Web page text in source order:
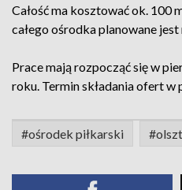
Całość ma kosztować ok. 100
całego ośrodka planowane
Prace mają rozpocząć się w
roku. Termin składania ofert
#ośrodek piłkarski